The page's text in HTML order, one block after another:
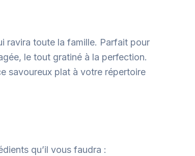
ravira toute la famille. Parfait pour
le tout gratiné à la perfection.
savoureux plat à votre répertoire
qu’il vous faudra :